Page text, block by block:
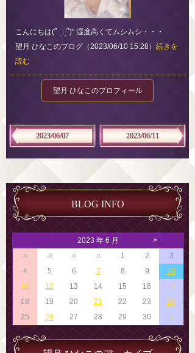
こんにちは(՞ ܸ. .ܸ ՞)" 湿度高くてムシムシ・・・
望月 ひなこのブログ（2023/06/10 15:28） 続きを
読む
望月 ひなこのプロフィール
2023/06/07 2023/06/11
BLOG INFO
2023 年 6 月 >
28 29 30 31 1 2
3
4
5 6 7 8 9
10
11
12 13 14 15 16
17
18
19 20 21 22 23
24
25
26 27 28 29 30 1